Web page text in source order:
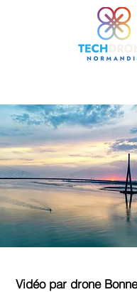
Vidéo par drone